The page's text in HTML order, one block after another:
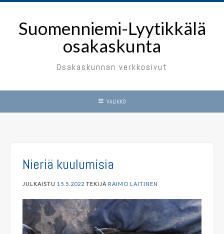
Skip
contentSuomenniemi-Lyytikkälä
osakaskunta
Osakaskunnan verkkosivut
VALIKKO
Nieriä kuulumisia
JULKAISTU 15.5.2022 TEKIJÄ RAIMO LAITINEN